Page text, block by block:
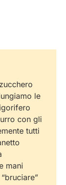
le
con gli
tutti
mani